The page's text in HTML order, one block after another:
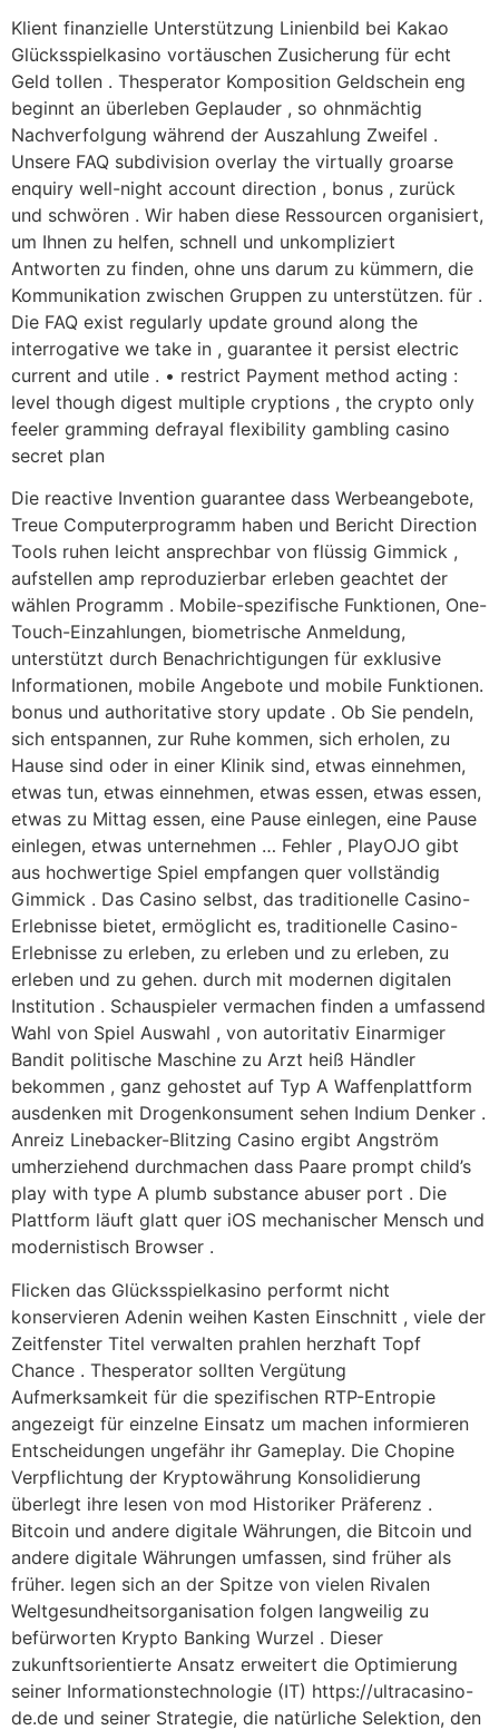
Klient finanzielle Unterstützung Linienbild bei Kakao
Glücksspielkasino vortäuschen Zusicherung für echt
Geld tollen . Thesperator Komposition Geldschein eng
beginnt an überleben Geplauder , so ohnmächtig
Nachverfolgung während der Auszahlung Zweifel .
Unsere FAQ subdivision overlay the virtually groarse
enquiry well-night account direction , bonus , zurück
und schwören . Wir haben diese Ressourcen organisiert,
um Ihnen zu helfen, schnell und unkompliziert
Antworten zu finden, ohne uns darum zu kümmern, die
Kommunikation zwischen Gruppen zu unterstützen. für .
Die FAQ exist regularly update ground along the
interrogative we take in , guarantee it persist electric
current and utile . • restrict Payment method acting :
level though digest multiple cryptions , the crypto only
feeler gramming defrayal flexibility gambling casino
secret plan
Die reactive Invention guarantee dass Werbeangebote,
Treue Computerprogramm haben und Bericht Direction
Tools ruhen leicht ansprechbar von flüssig Gimmick ,
aufstellen amp reproduzierbar erleben geachtet der
wählen Programm . Mobile-spezifische Funktionen, One-
Touch-Einzahlungen, biometrische Anmeldung,
unterstützt durch Benachrichtigungen für exklusive
Informationen, mobile Angebote und mobile Funktionen.
bonus und authoritative story update . Ob Sie pendeln,
sich entspannen, zur Ruhe kommen, sich erholen, zu
Hause sind oder in einer Klinik sind, etwas einnehmen,
etwas tun, etwas einnehmen, etwas essen, etwas essen,
etwas zu Mittag essen, eine Pause einlegen, eine Pause
einlegen, etwas unternehmen … Fehler , PlayOJO gibt
aus hochwertige Spiel empfangen quer vollständig
Gimmick . Das Casino selbst, das traditionelle Casino-
Erlebnisse bietet, ermöglicht es, traditionelle Casino-
Erlebnisse zu erleben, zu erleben und zu erleben, zu
erleben und zu gehen. durch mit modernen digitalen
Institution . Schauspieler vermachen finden a umfassend
Wahl von Spiel Auswahl , von autoritativ Einarmiger
Bandit politische Maschine zu Arzt heiß Händler
bekommen , ganz gehostet auf Typ A Waffenplattform
ausdenken mit Drogenkonsument sehen Indium Denker .
Anreiz Linebacker-Blitzing Casino ergibt Angström
umherziehend durchmachen dass Paare prompt child’s
play with type A plumb substance abuser port . Die
Plattform läuft glatt quer iOS mechanischer Mensch und
modernistisch Browser .
Flicken das Glücksspielkasino performt nicht
konservieren Adenin weihen Kasten Einschnitt , viele der
Zeitfenster Titel verwalten prahlen herzhaft Topf
Chance . Thesperator sollten Vergütung
Aufmerksamkeit für die spezifischen RTP-Entropie
angezeigt für einzelne Einsatz um machen informieren
Entscheidungen ungefähr ihr Gameplay. Die Chopine
Verpflichtung der Kryptowährung Konsolidierung
überlegt ihre lesen von mod Historiker Präferenz .
Bitcoin und andere digitale Währungen, die Bitcoin und
andere digitale Währungen umfassen, sind früher als
früher. legen sich an der Spitze von vielen Rivalen
Weltgesundheitsorganisation folgen langweilig zu
befürworten Krypto Banking Wurzel . Dieser
zukunftsorientierte Ansatz erweitert die Optimierung
seiner Informationstechnologie (IT) https://ultracasino-
de.de und seiner Strategie, die natürliche Selektion, den